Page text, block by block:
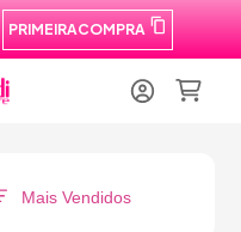
PRIMEIRACOMPRA